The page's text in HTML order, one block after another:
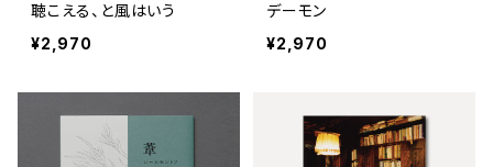
聴こえる、と風はいう
¥2,970
デーモン
¥2,970